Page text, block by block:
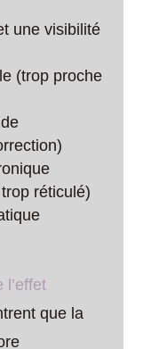
une visibilité
(trop proche
réticulé)
l’effet
que la